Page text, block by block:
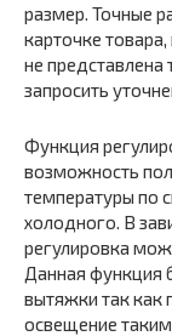
размер. Точные
карточке товара,
не
запросить
Функция
возможность
температуры по
холодного. В
регулировка
Данная функция
вытяжки так как
освещение